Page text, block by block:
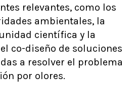
relevantes, como los
ambientales, la
científica y la
co-diseño de soluciones
a resolver el problema
por olores.